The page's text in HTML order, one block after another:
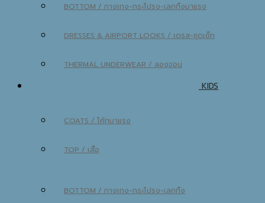
BOTTOM / กางเกง-กระโปรง-เลกกิ้ง
DRESSES & AIRPORT LOOKS / เดรส-ชุดเซ็ท
THERMAL UNDERWEAR / ลองจอน
KIDS
COATS / โค้ท
TOP / เสื้อ
BOTTOM / กางเกง-กระโปรง-เลกกิ้ง